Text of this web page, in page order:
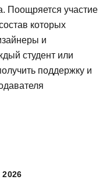
Поощряется участие
которых
и
студент или
поддержку и